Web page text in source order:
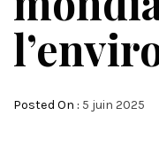
Posted On : 5 juin 2025